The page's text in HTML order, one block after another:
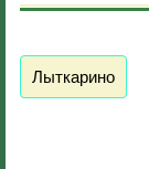
Лыткарино